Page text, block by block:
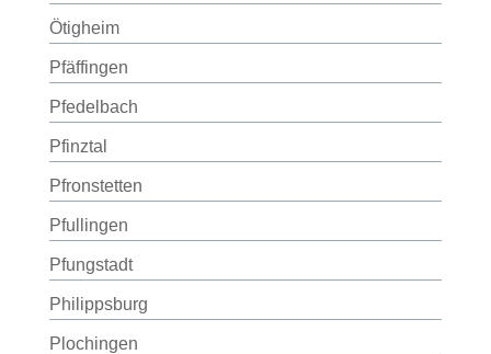
Ötigheim
Pfäffingen
Pfedelbach
Pfinztal
Pfronstetten
Pfullingen
Pfungstadt
Philippsburg
Plochingen